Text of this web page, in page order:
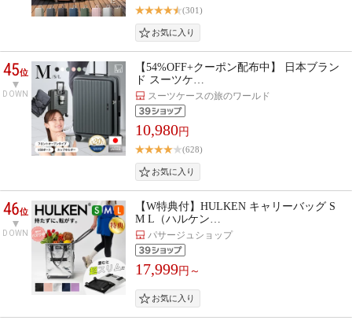
(301)
45位
DOWN
【54%OFF+クーポン配布中】 日本ブラン
ド スーツケ…
スーツケースの旅のワールド
10,980円
(628)
46位
DOWN
【W特典付】HULKEN キャリーバッグ S
M L（ハルケン…
パサージュショップ
17,999円～